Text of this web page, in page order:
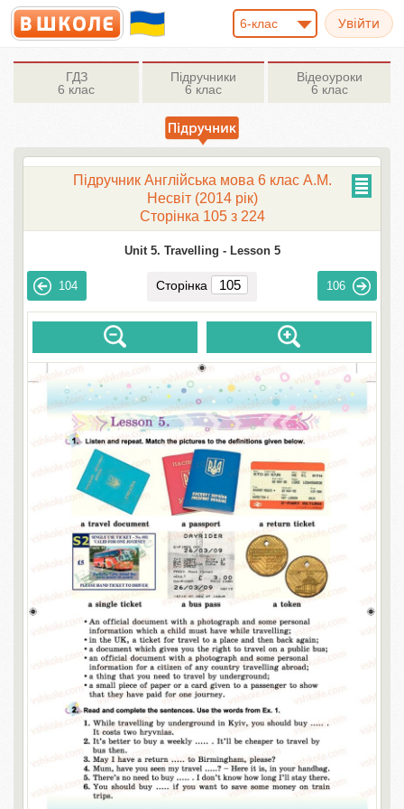
6-клас
ГДЗ
6 клас
Підручники
6 клас
Відеоуроки
6 клас
Підручник Англійська мова 6 клас А.М.
Несвіт (2014 рік)
Сторінка 105 з 224
Unit 5. Travelling - Lesson 5
104 Сторінка 106